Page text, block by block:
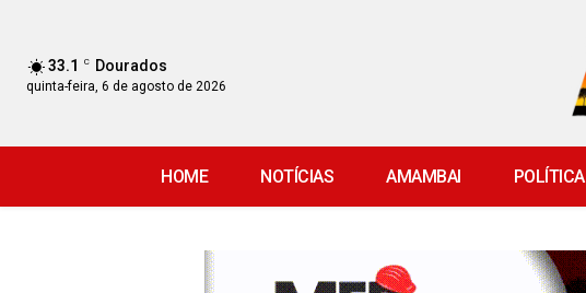
33.1 C Dourados
quinta-feira, 6 de agosto de 2026
HOME NOTÍCIAS AMAMBAI POLÍTICA